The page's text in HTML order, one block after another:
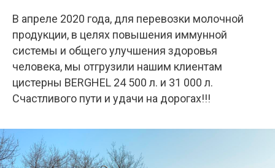
В апреле 2020 года, для перевозки молочной
продукции, в целях повышения иммунной
системы и общего улучшения здоровья
человека, мы отгрузили нашим клиентам
цистерны BERGHEL 24 500 л. и 31 000 л.
Счастливого пути и удачи на дорогах!!!